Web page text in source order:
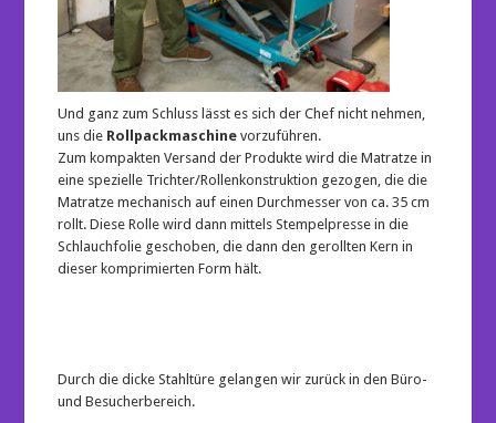
Und ganz zum Schluss lässt es sich der Chef nicht nehmen,
uns die Rollpackmaschine vorzuführen.
Zum kompakten Versand der Produkte wird die Matratze in
eine spezielle Trichter/Rollenkonstruktion gezogen, die die
Matratze mechanisch auf einen Durchmesser von ca. 35 cm
rollt. Diese Rolle wird dann mittels Stempelpresse in die
Schlauchfolie geschoben, die dann den gerollten Kern in
dieser komprimierten Form hält.
Durch die dicke Stahltüre gelangen wir zurück in den Büro-
und Besucherbereich.